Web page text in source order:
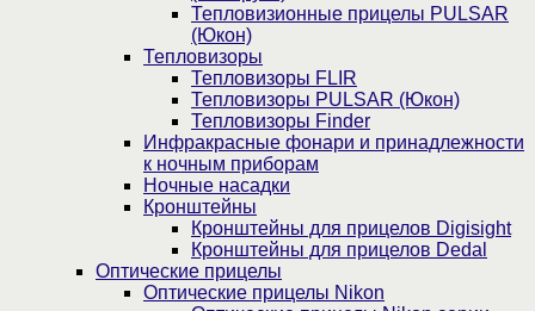
Тепловизионные прицелы PULSAR
(Юкон)
Тепловизоры
Тепловизоры FLIR
Тепловизоры PULSAR (Юкон)
Тепловизоры Finder
Инфракрасные фонари и принадлежности
к ночным приборам
Ночные насадки
Кронштейны
Кронштейны для прицелов Digisight
Кронштейны для прицелов Dedal
Оптические прицелы
Оптические прицелы Nikon